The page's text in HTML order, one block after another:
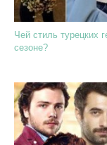
Чей стиль турецких
сезоне?